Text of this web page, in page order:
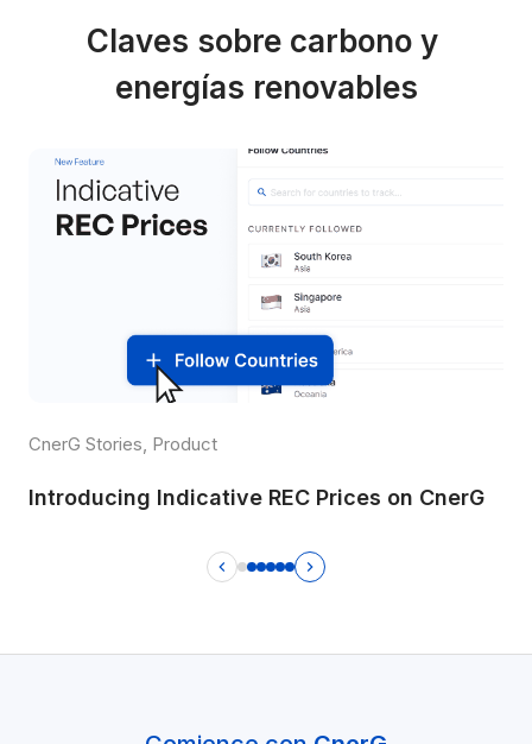
Claves sobre carbono y
energías renovables
CnerG Stories, Product
Introducing Indicative REC Prices on CnerG